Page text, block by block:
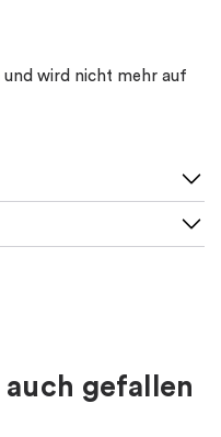
und wird nicht mehr auf
auch gefallen